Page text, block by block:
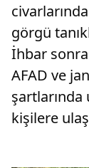
görgü
İhbar
AFAD ve
kişilere